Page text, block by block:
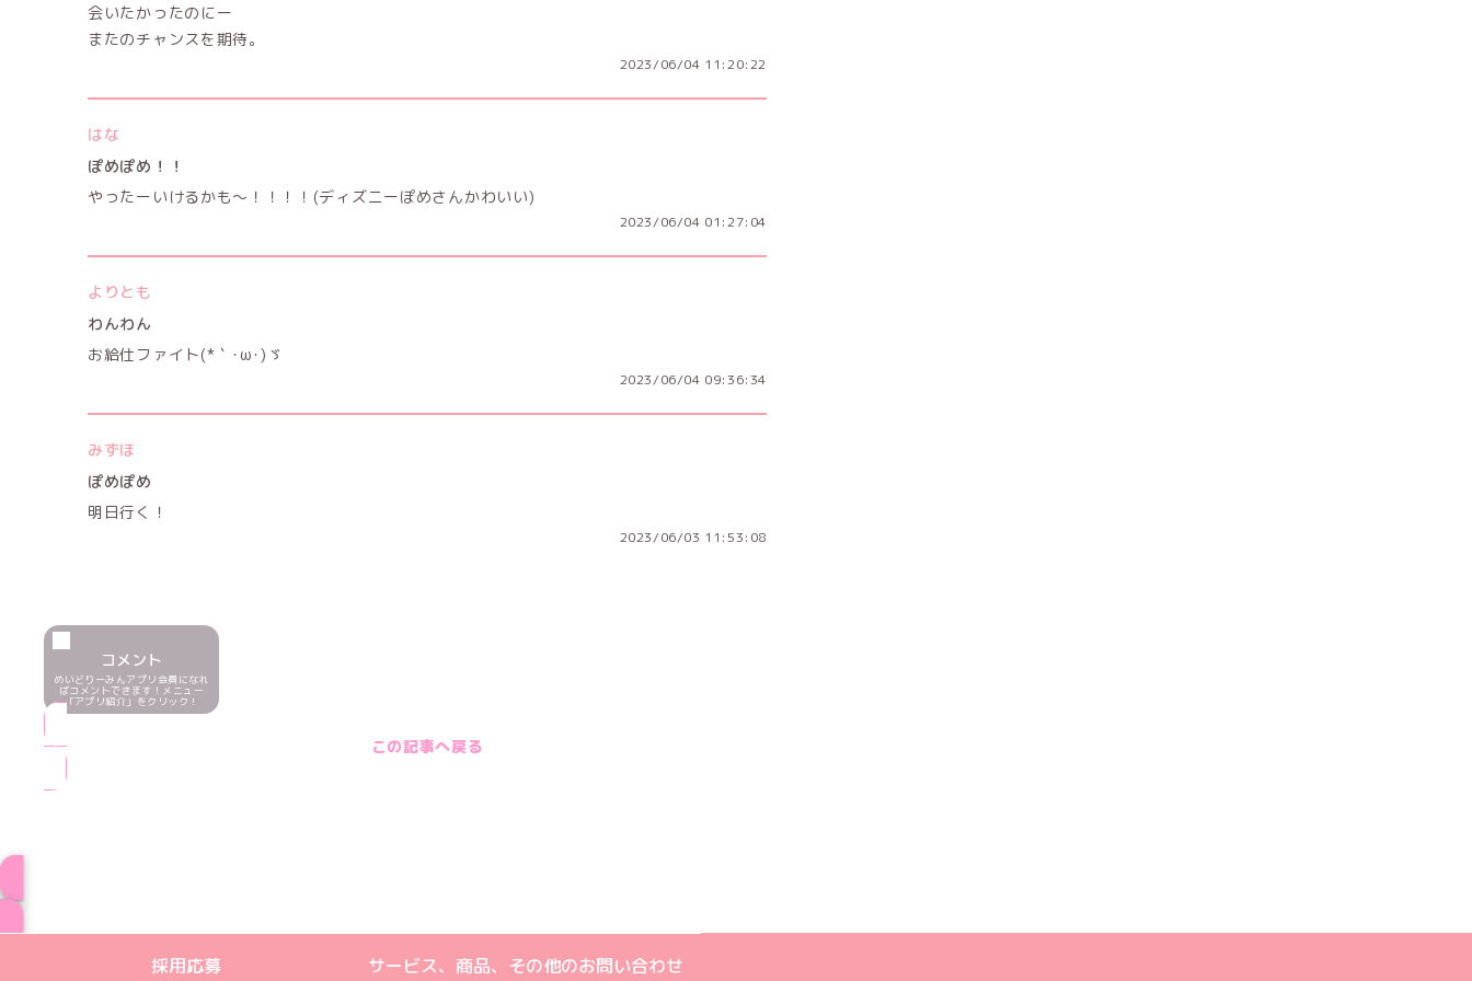
会いたかったのにー
またのチャンスを期待。
2023/06/04 11:20:22
はな
ぽめぽめ！！
やったーいけるかも〜！！！！(ディズニーぽめさんかわいい)
2023/06/04 01:27:04
よりとも
わんわん
お給仕ファイト(*｀･ω･)ゞ
2023/06/04 09:36:34
みずほ
ぽめぽめ
明日行く！
2023/06/03 11:53:08
コメント
めいどりーみんアプリ会員になれ
ばコメントできます！メニュー
「アプリ紹介」をクリック！
この記事へ戻る
めいどりーみんTikTok公式アカウント
めいどりーみんX公式アカウント
めいどりーみんInstagram公式アカウント
めいどりーみんFacebook公式アカウント
めいどりーみんYouTube公式アカウント
採用応募 サービス、商品、その他のお問い合わせ